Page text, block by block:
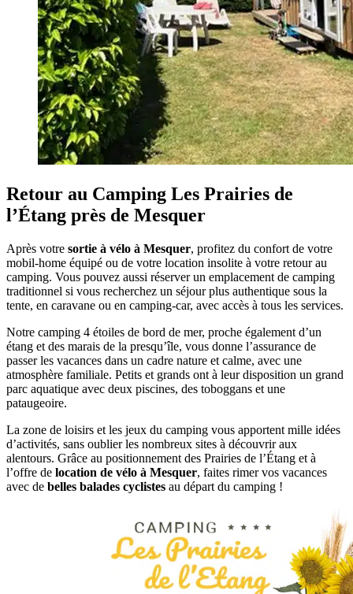
Retour au Camping Les Prairies de
l’Étang près de Mesquer
Après votre sortie à vélo à Mesquer, profitez du confort de votre
mobil-home équipé ou de votre location insolite à votre retour au
camping. Vous pouvez aussi réserver un emplacement de camping
traditionnel si vous recherchez un séjour plus authentique sous la
tente, en caravane ou en camping-car, avec accès à tous les services.
Notre camping 4 étoiles de bord de mer, proche également d’un
étang et des marais de la presqu’île, vous donne l’assurance de
passer les vacances dans un cadre nature et calme, avec une
atmosphère familiale. Petits et grands ont à leur disposition un grand
parc aquatique avec deux piscines, des toboggans et une
pataugeoire.
La zone de loisirs et les jeux du camping vous apportent mille idées
d’activités, sans oublier les nombreux sites à découvrir aux
alentours. Grâce au positionnement des Prairies de l’Étang et à
l’offre de location de vélo à Mesquer, faites rimer vos vacances
avec de belles balades cyclistes au départ du camping !